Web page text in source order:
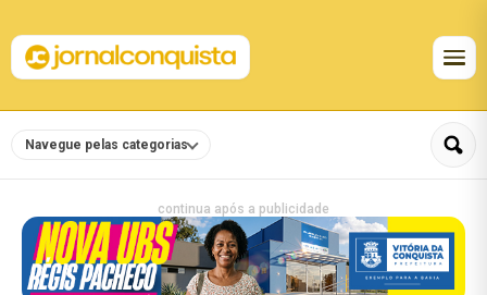
Navegue pelas categorias
continua após a publicidade